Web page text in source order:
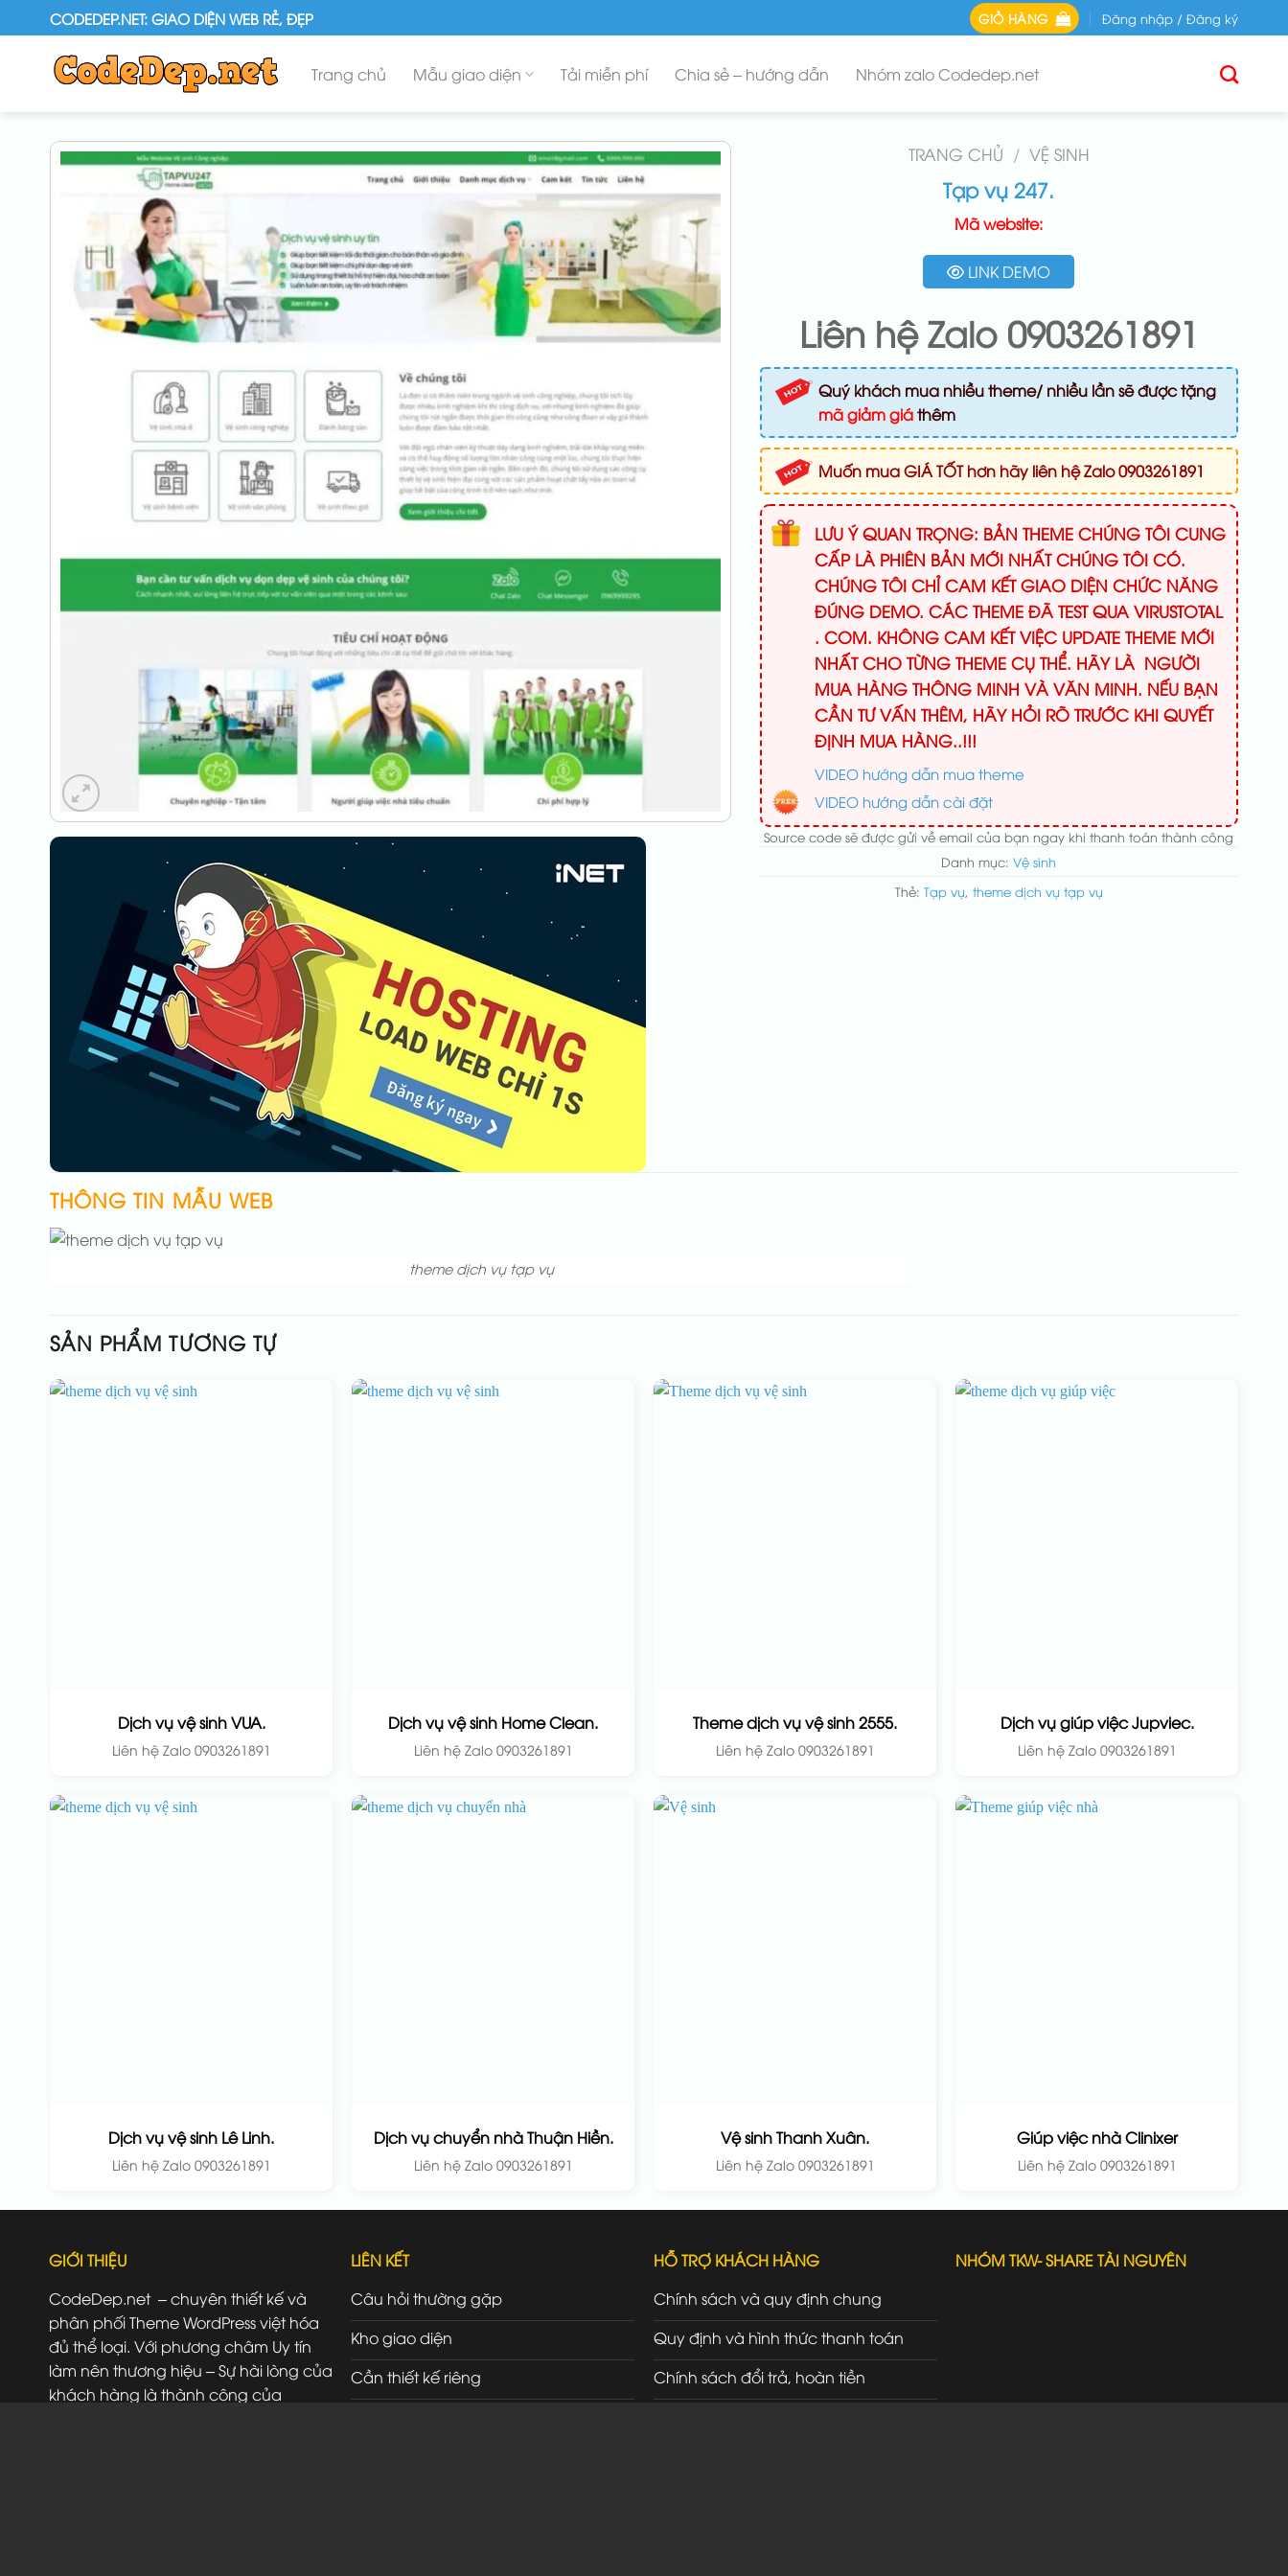
to
content
CODEDEP.NET: GIAO DIỆN WEB RẺ, ĐẸP GIỎ HÀNG Đăng nhập / Đăng ký
Trang chủ Mẫu giao diện Tải miễn phí Chia sẻ – hướng dẫn Nhóm zalo Codedep.net
TRANG CHỦ / VỆ SINH
Tạp vụ 247.
Mã website:
LINK DEMO
Liên hệ Zalo 0903261891
Quý khách mua nhiều theme/ nhiều lần sẽ được tặng
mã giảm giáthêm
Muốn mua GIÁ TỐT hơn hãy liên hệ Zalo 0903261891
LƯU Ý QUAN TRỌNG: BẢN THEME CHÚNG TÔI CUNG
CẤP LÀ PHIÊN BẢN MỚI NHẤT CHÚNG TÔI CÓ.
CHÚNG TÔI CHỈ CAM KẾT GIAO DIỆN CHỨC NĂNG
ĐÚNG DEMO. CÁC THEME ĐÃ TEST QUA VIRUSTOTAL
. COM. KHÔNG CAM KẾT VIỆC UPDATE THEME MỚI
NHẤT CHO TỪNG THEME CỤ THỂ. HÃY LÀ NGƯỜI
MUA HÀNG THÔNG MINH VÀ VĂN MINH. NẾU BẠN
CẦN TƯ VẤN THÊM, HÃY HỎI RÕ TRƯỚC KHI QUYẾT
ĐỊNH MUA HÀNG..!!!
VIDEO hướng dẫn mua theme
VIDEO hướng dẫn cài đặt
Source code sẽ được gửi về email của bạn ngay khi thanh toán thành công
Danh mục:Vệ sinh
Thẻ: Tạp vụ, theme dịch vụ tạp vụ
THÔNG TIN MẪU WEB
theme dịch vụ tạp vụ
SẢN PHẨM TƯƠNG TỰ
Dịch vụ vệ sinh VUA.
Liên hệ Zalo 0903261891
Dịch vụ vệ sinh Home Clean.
Liên hệ Zalo 0903261891
Theme dịch vụ vệ sinh 2555.
Liên hệ Zalo 0903261891
Dịch vụ giúp việc Jupviec.
Liên hệ Zalo 0903261891
Dịch vụ vệ sinh Lê Linh.
Liên hệ Zalo 0903261891
Dịch vụ chuyển nhà Thuận Hiền.
Liên hệ Zalo 0903261891
Vệ sinh Thanh Xuân.
Liên hệ Zalo 0903261891
Giúp việc nhà Clinixer
Liên hệ Zalo 0903261891
GIỚI THIỆU
CodeDep.net – chuyên thiết kế và
phân phối Theme WordPress việt hóa
đủ thể loại. Với phương châm Uy tín
làm nên thương hiệu – Sự hài lòng của
khách hàng là thành công của
LIÊN KẾT
Câu hỏi thường gặp
Kho giao diện
Cần thiết kế riêng
HỖ TRỢ KHÁCH HÀNG
Chính sách và quy định chung
Quy định và hình thức thanh toán
Chính sách đổi trả, hoàn tiền
NHÓM TKW- SHARE TÀI NGUYÊN